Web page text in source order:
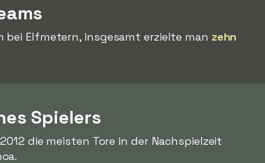
bei Elfmetern, insgesamt erzielte man zehn
Spielers
die meisten Tore in der Nachspielzeit